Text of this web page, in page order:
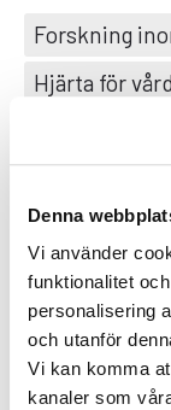
Denna
Vi använder
funktionalitet
personalisering
och utanför
Vi kan komma
kanaler som
Forskning
Hjärta för
TAGGAR
Allergi
sjukdomDen
Diabetes